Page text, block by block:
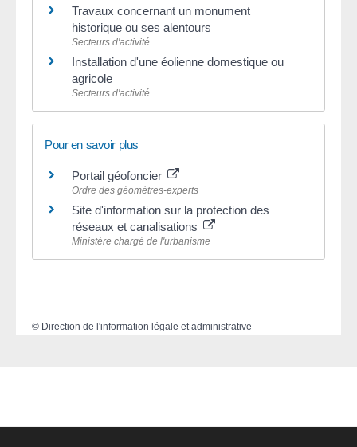
Travaux concernant un monument
historique ou ses alentours
Secteurs d'activité
Installation d'une éolienne domestique ou
agricole
Secteurs d'activité
Pour en savoir plus
Portail géofoncier
Ordre des géomètres-experts
Site d'information sur la protection des
réseaux et canalisations
Ministère chargé de l'urbanisme
© Direction de l'information légale et administrative